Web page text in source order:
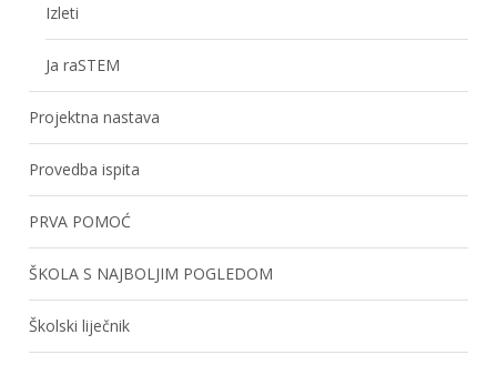
Izleti
Ja raSTEM
Projektna nastava
Provedba ispita
PRVA POMOĆ
ŠKOLA S NAJBOLJIM POGLEDOM
Školski liječnik